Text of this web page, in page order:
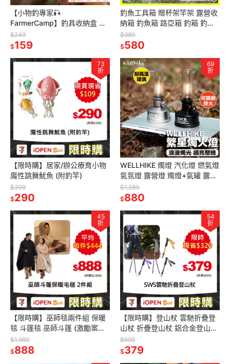
【小物釣專家🎣
FarmerCamp】釣具收納盒 釣
魚零件盒 溪釣 釣具小配件收納
釣具盒 魚餌盒 釣魚配件 釣魚
$249
$159
釣魚工具箱 贈杯架竿架 露營收
納箱 釣魚箱 路亞箱 釣箱 釣具
箱 路亞工具箱 釣魚 路亞 樂貓
釣HSF
$980
$580
73
折
【限時購】居家/辦公療育小物
魔性跳舞魷魚 (附釣竿)
$399
$290
69
折
WELLHIKE 燭燈 汽化燈 燃氣燈
氣氛燈 露營燈 燭燈+氣罐 露營
的人
$1,280
$880
45
折
【限時購】巫師毯兩件組 保暖
毯 斗篷毯 巫師斗篷 (激勵案專
屬賣場)
$1,960
$888
54
折
【限時購】登山杖 雲馳折疊登
山杖 折疊登山杖 鋁合金登山杖
7075-T6 輕量登山杖 健走杖
手杖 登山用品
$699
$379